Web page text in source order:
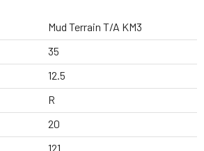
Mud Terrain T/A KM3
35
12.5
R
20
121